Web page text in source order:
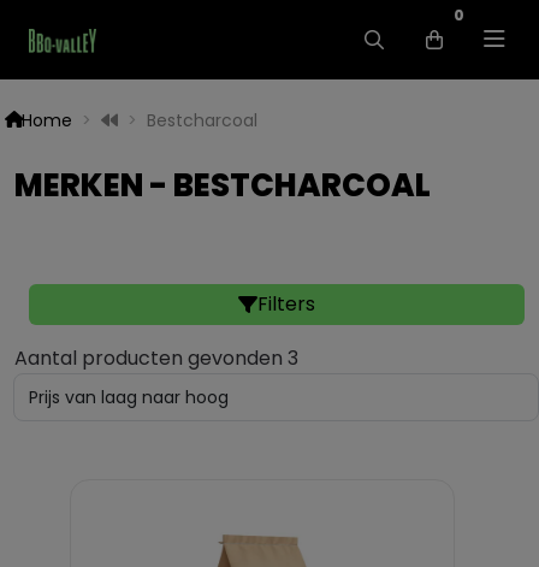
0
Home Bestcharcoal
MERKEN - BESTCHARCOAL
Filters
Aantal producten gevonden 3